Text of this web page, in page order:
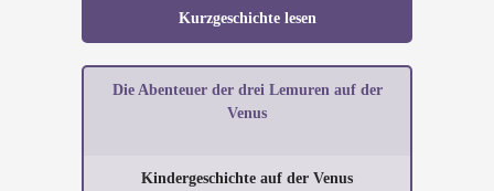
Kurzgeschichte lesen
Die Abenteuer der drei Lemuren auf der
Venus
Kindergeschichte auf der Venus